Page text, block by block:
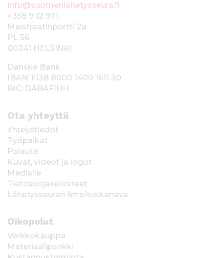
info@suomenlahetysseura.fi
+358 9 12 971
Maistraatinportti 2a
PL 56
00241 HELSINKI
Danske Bank
IBAN: FI38 8000 1400 1611 30
BIC: DABAFIHH
Ota yhteyttä
Yhteystiedot
Työpaikat
Palaute
Kuvat, videot ja logot
Medialle
Tietosuojaselosteet
Lähetysseuran ilmoituskanava
Oikopolut
Verkkokauppa
Materiaalipankki